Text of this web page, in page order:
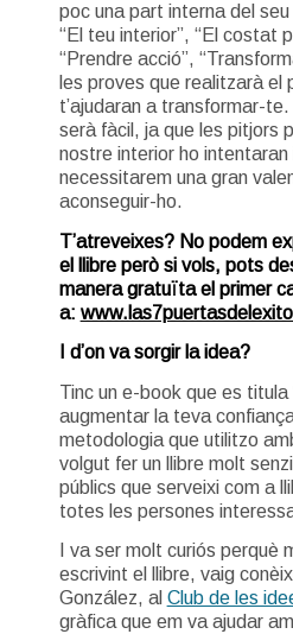
poc una part interna del
“El teu interior”, “El costat
“Prendre acció”,
les proves que realitzarà el
t’ajudaran a transformar-
serà fàcil, ja que les pitjors
nostre interior ho intentaran
necessitarem una gran
aconseguir-ho.
T’atreveixes? No podem
el llibre però si vols, pots
manera gratuïta el primer
a:
I d’on va sorgir la idea?
Tinc un e-book que es
augmentar la teva
metodologia que utilitzo
volgut fer un llibre molt
públics que serveixi com a
totes les persones
I va ser molt curiós perquè
escrivint el llibre, vaig
González, al Club de les
gràfica que em va ajudar